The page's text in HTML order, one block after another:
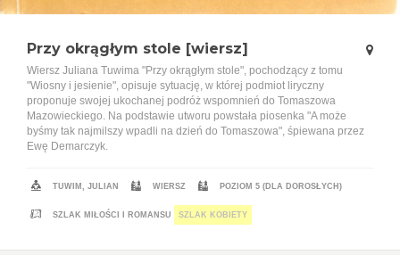
Przy okrągłym stole [wiersz]
Wiersz Juliana Tuwima "Przy okrągłym stole", pochodzący z tomu
"Wiosny i jesienie", opisuje sytuację, w której podmiot liryczny
proponuje swojej ukochanej podróż wspomnień do Tomaszowa
Mazowieckiego. Na podstawie utworu powstała piosenka "A może
byśmy tak najmilszy wpadli na dzień do Tomaszowa", śpiewana przez
Ewę Demarczyk.
TUWIM, JULIAN WIERSZ POZIOM 5 (DLA DOROSŁYCH)
SZLAK MIŁOŚCI I ROMANSU SZLAK KOBIETY